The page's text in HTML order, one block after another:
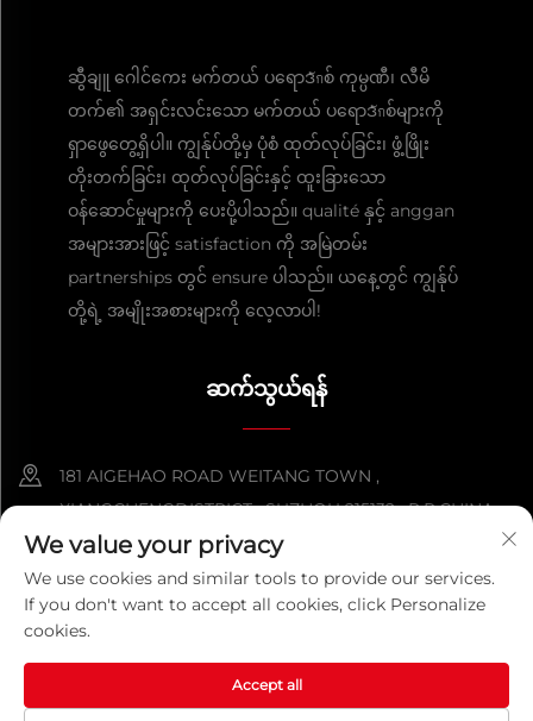
ဆွီချူ ဂေါင်ကေး မက်တယ် ပရောဒักစ် ကုမ္ပဏီ၊ လီမိ
တက်၏ အရှင်းလင်းသော မက်တယ် ပရောဒักစ်များကို
ရှာဖွေတွေ့ရှိပါ။ ကျွန်ုပ်တို့မှ ပုံစံ ထုတ်လုပ်ခြင်း၊ ဖွံ့ဖြိုး
တိုးတက်ခြင်း၊ ထုတ်လုပ်ခြင်းနှင့် ထူးခြားသော
ဝန်ဆောင်မှုများကို ပေးပို့ပါသည်။ qualité နှင့် anggan
အများအားဖြင့် satisfaction ကို အမြဲတမ်း
partnerships တွင် ensure ပါသည်။ ယနေ့တွင် ကျွန်ုပ်
တို့ရဲ့ အမျိုးအစားများကို လေ့လာပါ!
ဆက်သွယ်ရန်
181 AIGEHAO ROAD WEITANG TOWN ,
XIANGCHENGDISTRICT , SUZHOU 215132 , P.R.CHINA
+86-152 5000 0863
[email protected]
ကူးယူခွင့် © ၂၀၂၆ တရုတ်စူးကိုကွမ်းကို မက်တယ် ပရိုဒပ် ကုမ္ပဏီလီမစ်
တက်။ အကွက်အလိုက် ကာကွယ်ထားသည်။ လုံခြုံရေးမူဝါဒ
We value your privacy
We use cookies and similar tools to provide our services.
If you don't want to accept all cookies, click Personalize
cookies.
Accept all